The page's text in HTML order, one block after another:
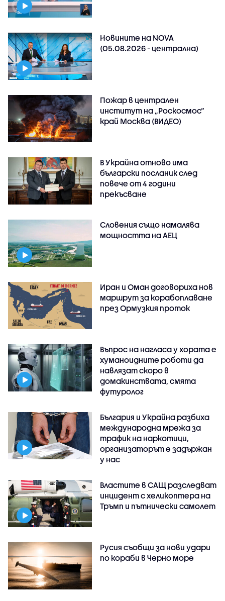
Новините на NOVA
(05.08.2026 - централна)
Пожар в централен
институт на „Роскосмос“
край Москва (ВИДЕО)
В Украйна отново има
български посланик след
повече от 4 години
прекъсване
Словения също намалява
мощността на АЕЦ
Иран и Оман договориха нов
маршрут за корабоплаване
през Ормузкия проток
Въпрос на нагласа у хората е
хуманоидните роботи да
навлязат скоро в
домакинствата, смята
футуролог
България и Украйна разбиха
международна мрежа за
трафик на наркотици,
организаторът е задържан
у нас
Властите в САЩ разследват
инцидент с хеликоптера на
Тръмп и пътнически самолет
Русия съобщи за нови удари
по кораби в Черно море